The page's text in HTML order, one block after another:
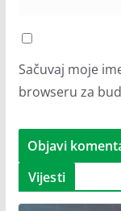
Sačuvaj moje
browseru za
Vijesti